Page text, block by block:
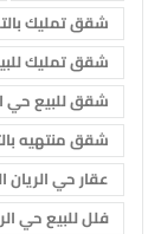
شقق تمليك
شقق تمليك
شقق للبيع حي
شقق منتهيه
عقار حي الريان
فلل للبيع حي